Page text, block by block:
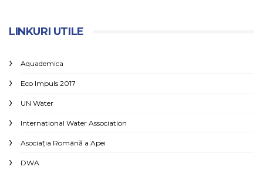
LINKURI UTILE
Aquademica
Eco Impuls 2017
UN Water
International Water Association
Asociaţia Română a Apei
DWA